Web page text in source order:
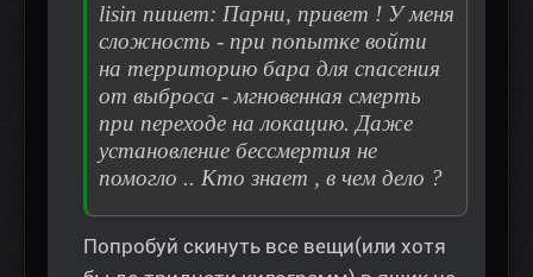
lisin пишет: Парни, привет ! У меня
сложность - при попытке войти
на территорию бара для спасения
от выброса - мгновенная смерть
при переходе на локацию. Даже
установление бессмертия не
помогло .. Кто знает , в чем дело ?
Попробуй скинуть все вещи(или хотя